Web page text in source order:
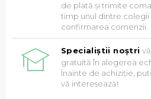
de plată și trimite
timp unul dintre colegii
confirmarea comenzii.
Specialiștii noștri
gratuită în alegerea
Înainte de achiziție,
vă interesează!